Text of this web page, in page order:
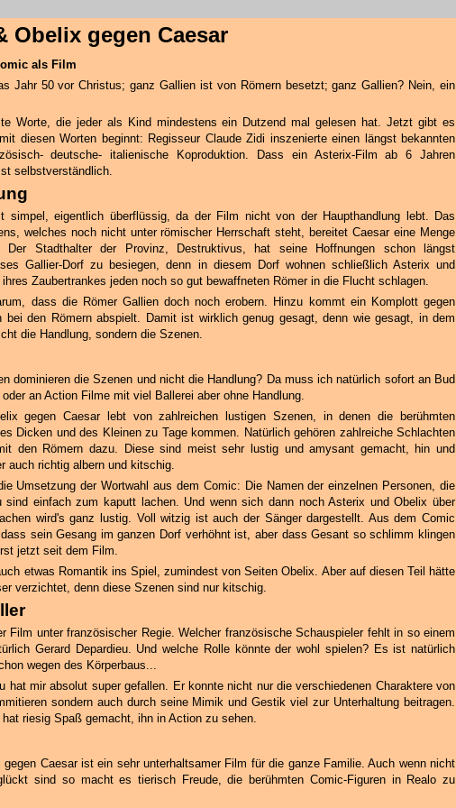
Obelix gegen Caesar
als Film
Jahr 50 vor Christus; ganz Gallien ist von Römern besetzt; ganz Gallien? Nein, ein
Worte, die jeder als Kind mindestens ein Dutzend mal gelesen hat. Jetzt gibt es
diesen Worten beginnt: Regisseur Claude Zidi inszenierte einen längst bekannten
deutsche- italienische Koproduktion. Dass ein Asterix-Film ab 6 Jahren
selbstverständlich.
simpel, eigentlich überflüssig, da der Film nicht von der Haupthandlung lebt. Das
welches noch nicht unter römischer Herrschaft steht, bereitet Caesar eine Menge
Der Stadthalter der Provinz, Destruktivus, hat seine Hoffnungen schon längst
Gallier-Dorf zu besiegen, denn in diesem Dorf wohnen schließlich Asterix und
Zaubertrankes jeden noch so gut bewaffneten Römer in die Flucht schlagen.
dass die Römer Gallien doch noch erobern. Hinzu kommt ein Komplott gegen
bei den Römern abspielt. Damit ist wirklich genug gesagt, denn wie gesagt, in dem
die Handlung, sondern die Szenen.
dominieren die Szenen und nicht die Handlung? Da muss ich natürlich sofort an Bud
an Action Filme mit viel Ballerei aber ohne Handlung.
gegen Caesar lebt von zahlreichen lustigen Szenen, in denen die berühmten
Dicken und des Kleinen zu Tage kommen. Natürlich gehören zahlreiche Schlachten
den Römern dazu. Diese sind meist sehr lustig und amysant gemacht, hin und
auch richtig albern und kitschig.
Umsetzung der Wortwahl aus dem Comic: Die Namen der einzelnen Personen, die
sind einfach zum kaputt lachen. Und wenn sich dann noch Asterix und Obelix über
wird's ganz lustig. Voll witzig ist auch der Sänger dargestellt. Aus dem Comic
sein Gesang im ganzen Dorf verhöhnt ist, aber dass Gesant so schlimm klingen
jetzt seit dem Film.
etwas Romantik ins Spiel, zumindest von Seiten Obelix. Aber auf diesen Teil hätte
verzichtet, denn diese Szenen sind nur kitschig.
Film unter französischer Regie. Welcher französische Schauspieler fehlt in so einem
Gerard Depardieu. Und welche Rolle könnte der wohl spielen? Es ist natürlich
wegen des Körperbaus...
hat mir absolut super gefallen. Er konnte nicht nur die verschiedenen Charaktere von
sondern auch durch seine Mimik und Gestik viel zur Unterhaltung beitragen.
riesig Spaß gemacht, ihn in Action zu sehen.
Caesar ist ein sehr unterhaltsamer Film für die ganze Familie. Auch wenn nicht
sind so macht es tierisch Freude, die berühmten Comic-Figuren in Realo zu